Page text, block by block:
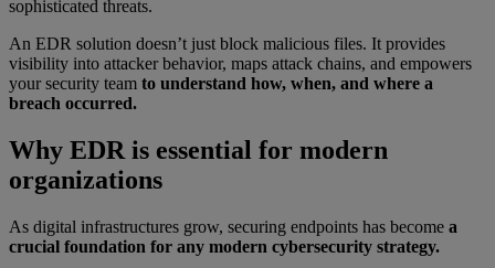
sophisticated threats.
An EDR solution doesn’t just block malicious files. It provides
visibility into attacker behavior, maps attack chains, and empowers
your security team to understand how, when, and where a
breach occurred.
Why EDR is essential for modern
organizations
As digital infrastructures grow, securing endpoints has become a
crucial foundation for any modern cybersecurity strategy.